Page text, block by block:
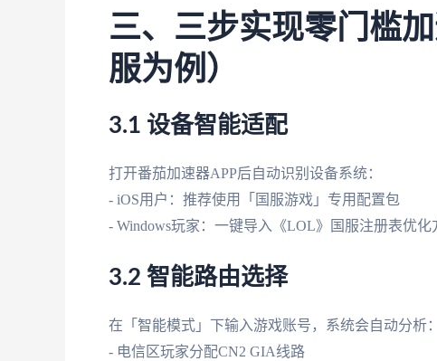
三、三步实现零门槛
服为例）
3.1 设备智能适配
打开番茄加速器APP后自动识别设备系统：
- iOS用户：推荐使用「国服游戏」专用配置包
- Windows玩家：一键导入《LOL》国服注册表优化
3.2 智能路由选择
在「智能模式」下输入游戏账号，系统会自动分析：
- 电信区玩家分配CN2 GIA线路